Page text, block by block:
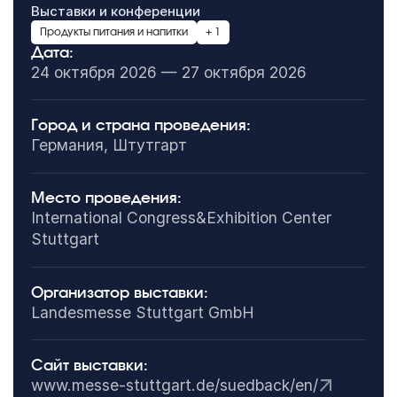
Выставки и конференции
Продукты питания и напитки + 1
Дата:
24 октября 2026 — 27 октября 2026
Город и страна проведения:
Германия, Штутгарт
Место проведения:
International Congress&Exhibition Center
Stuttgart
Организатор выставки:
Landesmesse Stuttgart GmbH
Сайт выставки:
www.messe-stuttgart.de/suedback/en/